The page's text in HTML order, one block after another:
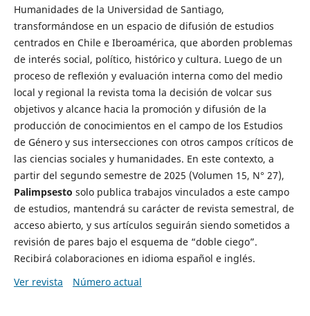
Humanidades de la Universidad de Santiago,
transformándose en un espacio de difusión de estudios
centrados en Chile e Iberoamérica, que aborden problemas
de interés social, político, histórico y cultura. Luego de un
proceso de reflexión y evaluación interna como del medio
local y regional la revista toma la decisión de volcar sus
objetivos y alcance hacia la promoción y difusión de la
producción de conocimientos en el campo de los Estudios
de Género y sus intersecciones con otros campos críticos de
las ciencias sociales y humanidades. En este contexto, a
partir del segundo semestre de 2025 (Volumen 15, N° 27),
Palimpsesto solo publica trabajos vinculados a este campo
de estudios, mantendrá su carácter de revista semestral, de
acceso abierto, y sus artículos seguirán siendo sometidos a
revisión de pares bajo el esquema de “doble ciego”.
Recibirá colaboraciones en idioma español e inglés.
Ver revista
Número actual